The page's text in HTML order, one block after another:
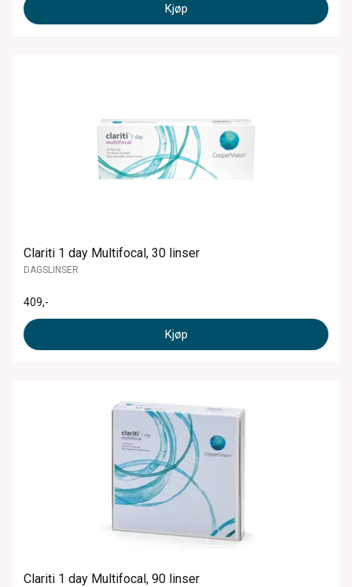
Kjøp
Clariti 1 day Multifocal, 30 linser
DAGSLINSER
409,-
Kjøp
Clariti 1 day Multifocal, 90 linser